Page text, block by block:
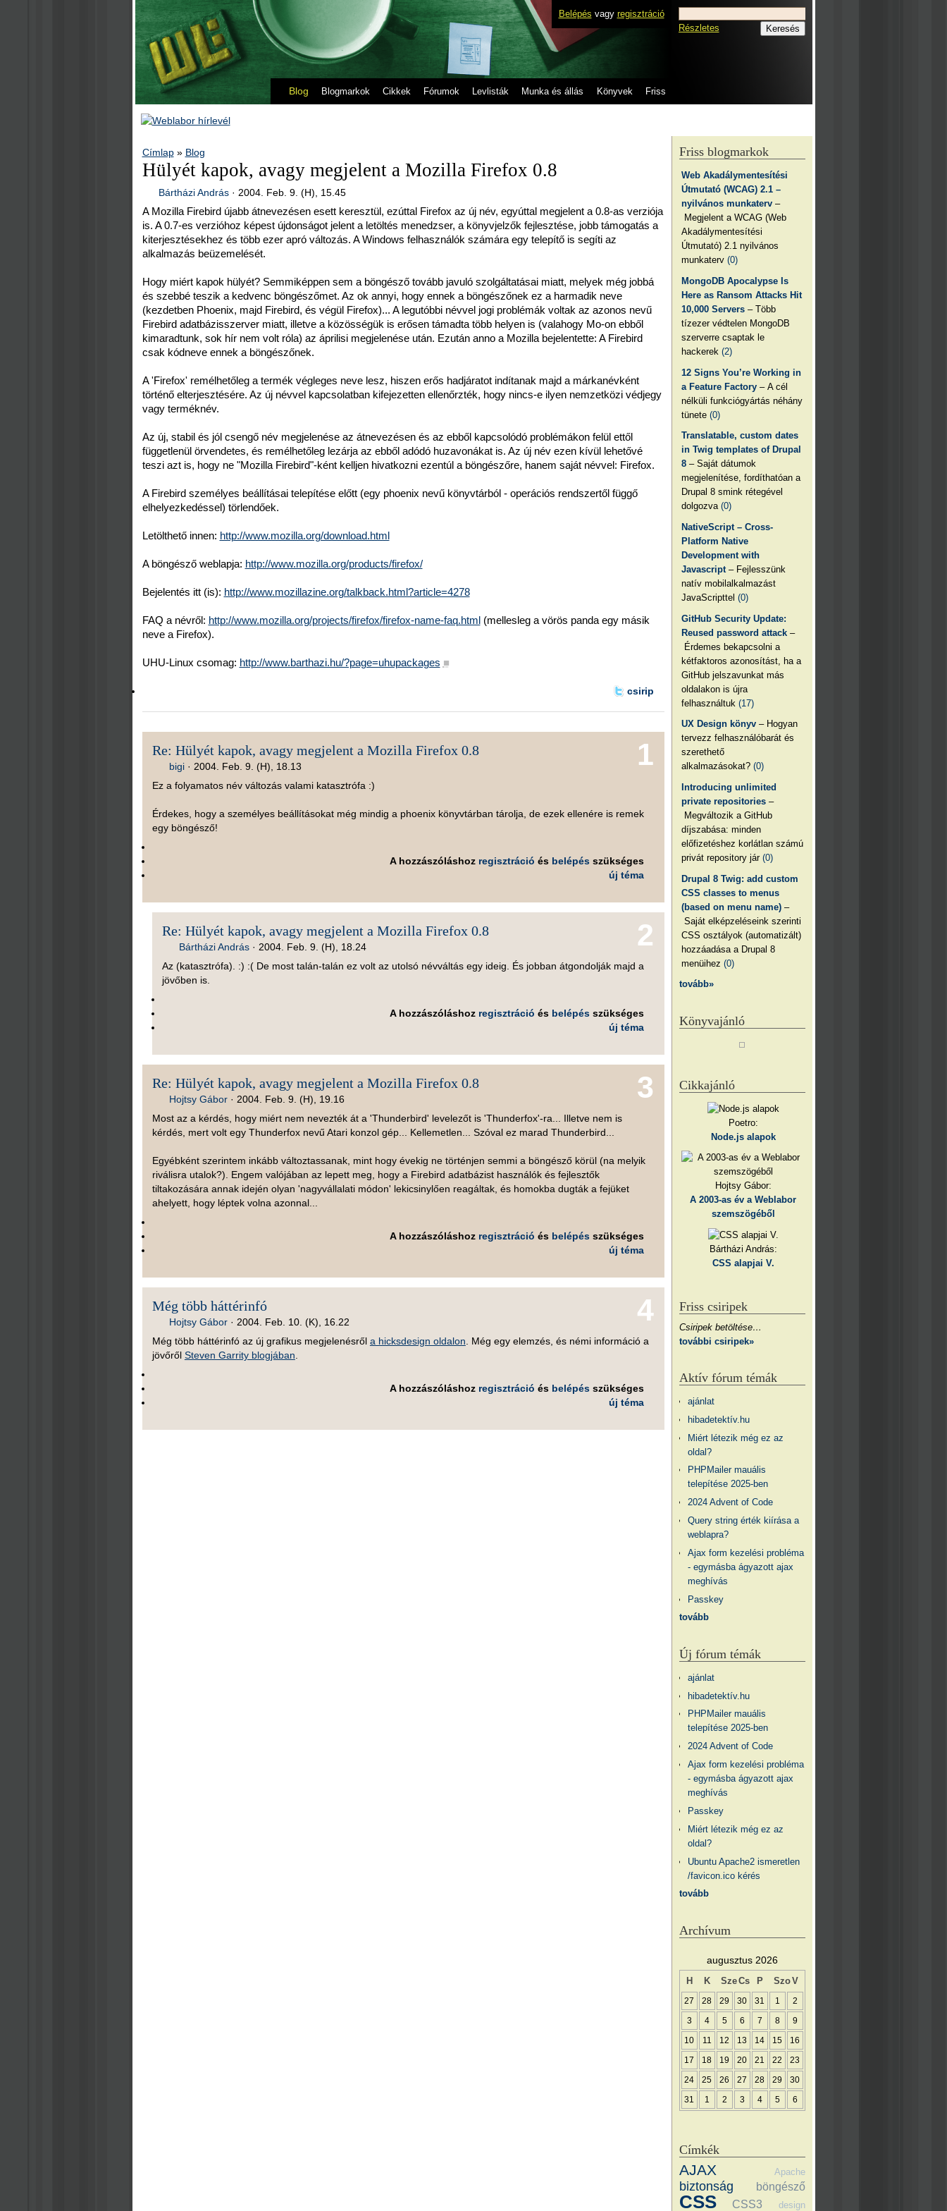
Belépés vagy regisztráció
Blog Blogmarkok Cikkek Fórumok Levlisták Munka és állás Könyvek Friss
Részletes
Címlap» Blog
Hülyét kapok, avagy megjelent a Mozilla Firefox 0.8
Bártházi András · 2004. Feb. 9. (H), 15.45
A Mozilla Firebird újabb átnevezésen esett keresztül, ezúttal Firefox az új név, egyúttal megjelent a 0.8-as verziója
is. A 0.7-es verzióhoz képest újdonságot jelent a letöltés menedzser, a könyvjelzők fejlesztése, jobb támogatás a
kiterjesztésekhez és több ezer apró változás. A Windows felhasználók számára egy telepítő is segíti az
alkalmazás beüzemelését.
Hogy miért kapok hülyét? Semmiképpen sem a böngésző tovább javuló szolgáltatásai miatt, melyek még jobbá
és szebbé teszik a kedvenc böngészőmet. Az ok annyi, hogy ennek a böngészőnek ez a harmadik neve
(kezdetben Phoenix, majd Firebird, és végül Firefox)... A legutóbbi névvel jogi problémák voltak az azonos nevű
Firebird adatbázisszerver miatt, illetve a közösségük is erősen támadta több helyen is (valahogy Mo-on ebből
kimaradtunk, sok hír nem volt róla) az áprilisi megjelenése után. Ezután anno a Mozilla bejelentette: A Firebird
csak kódneve ennek a böngészőnek.
A 'Firefox' remélhetőleg a termék végleges neve lesz, hiszen erős hadjáratot indítanak majd a márkanévként
történő elterjesztésére. Az új névvel kapcsolatban kifejezetten ellenőrzték, hogy nincs-e ilyen nemzetközi védjegy
vagy terméknév.
Az új, stabil és jól csengő név megjelenése az átnevezésen és az ebből kapcsolódó problémákon felül ettől
függetlenül örvendetes, és remélhetőleg lezárja az ebből adódó huzavonákat is. Az új név ezen kívül lehetővé
teszi azt is, hogy ne "Mozilla Firebird"-ként kelljen hivatkozni ezentúl a böngészőre, hanem saját névvel: Firefox.
A Firebird személyes beállításai telepítése előtt (egy phoenix nevű könyvtárból - operációs rendszertől függő
elhelyezkedéssel) törlendőek.
Letölthető innen: http://www.mozilla.org/download.html
A böngésző weblapja: http://www.mozilla.org/products/firefox/
Bejelentés itt (is): http://www.mozillazine.org/talkback.html?article=4278
FAQ a névről: http://www.mozilla.org/projects/firefox/firefox-name-faq.html(mellesleg a vörös panda egy másik
neve a Firefox).
UHU-Linux csomag: http://www.barthazi.hu/?page=uhupackages ■
csirip
1
Re: Hülyét kapok, avagy megjelent a Mozilla Firefox 0.8
bigi· 2004. Feb. 9. (H), 18.13
Ez a folyamatos név változás valami katasztrófa :)
Érdekes, hogy a személyes beállításokat még mindig a phoenix könyvtárban tárolja, de ezek ellenére is remek
egy böngésző!
A hozzászóláshoz regisztráció és belépésszükséges
új téma
2
Re: Hülyét kapok, avagy megjelent a Mozilla Firefox 0.8
Bártházi András · 2004. Feb. 9. (H), 18.24
Az (katasztrófa). :) :( De most talán-talán ez volt az utolsó névváltás egy ideig. És jobban átgondolják majd a
jövőben is.
A hozzászóláshoz regisztráció és belépésszükséges
új téma
3
Re: Hülyét kapok, avagy megjelent a Mozilla Firefox 0.8
Hojtsy Gábor· 2004. Feb. 9. (H), 19.16
Most az a kérdés, hogy miért nem nevezték át a 'Thunderbird' levelezőt is 'Thunderfox'-ra... Illetve nem is
kérdés, mert volt egy Thunderfox nevű Atari konzol gép... Kellemetlen... Szóval ez marad Thunderbird...
Egyébként szerintem inkább változtassanak, mint hogy évekig ne történjen semmi a böngésző körül (na melyik
riválisra utalok?). Engem valójában az lepett meg, hogy a Firebird adatbázist használók és fejlesztők
tiltakozására annak idején olyan 'nagyvállalati módon' lekicsinylően reagáltak, és homokba dugták a fejüket
ahelyett, hogy léptek volna azonnal...
A hozzászóláshoz regisztráció és belépésszükséges
új téma
4
Még több háttérinfó
Hojtsy Gábor· 2004. Feb. 10. (K), 16.22
Még több háttérinfó az új grafikus megjelenésről a hicksdesign oldalon . Még egy elemzés, és némi információ a
jövőről Steven Garrity blogjában
A hozzászóláshoz regisztráció és belépésszükséges
új téma
Friss blogmarkok
Web Akadálymentesítési
Útmutató (WCAG) 2.1 –
nyilvános munkaterv –
Megjelent a WCAG (Web
Akadálymentesítési
Útmutató) 2.1 nyilvános
munkaterv(0)
MongoDB Apocalypse Is
Here as Ransom Attacks Hit
10,000 Servers – Több
tízezer védtelen MongoDB
szerverre csaptak le
hackerek(2)
12 Signs You’re Working in
a Feature Factory – A cél
nélküli funkciógyártás néhány
tünete(0)
Translatable, custom dates
in Twig templates of Drupal
8 – Saját dátumok
megjelenítése, fordíthatóan a
Drupal 8 smink rétegével
dolgozva(0)
NativeScript – Cross-
Platform Native
Development with
Javascript – Fejlesszünk
natív mobilalkalmazást
JavaScripttel(0)
GitHub Security Update:
Reused password attack –
Érdemes bekapcsolni a
kétfaktoros azonosítást, ha a
GitHub jelszavunkat más
oldalakon is újra
felhasználtuk(17)
UX Design könyv – Hogyan
tervezz felhasználóbarát és
szerethető
alkalmazásokat?(0)
Introducing unlimited
private repositories –
Megváltozik a GitHub
díjszabása: minden
előfizetéshez korlátlan számú
privát repository jár(0)
Drupal 8 Twig: add custom
CSS classes to menus
(based on menu name) –
Saját elképzeléseink szerinti
CSS osztályok (automatizált)
hozzáadása a Drupal 8
menüihez(0)
tovább»
Könyvajánló
Cikkajánló
Poetro:
Node.js alapok
Hojtsy Gábor:
A 2003-as év a Weblabor
szemszögéből
Bártházi András:
CSS alapjai V.
Friss csiripek
Csiripek betöltése…
további csiripek»
Aktív fórum témák
ajánlat
hibadetektív.hu
Miért létezik még ez az
oldal?
PHPMailer mauális
telepítése 2025-ben
2024 Advent of Code
Query string érték kiírása a
weblapra?
Ajax form kezelési probléma
- egymásba ágyazott ajax
meghívás
Passkey
tovább
Új fórum témák
ajánlat
hibadetektív.hu
PHPMailer mauális
telepítése 2025-ben
2024 Advent of Code
Ajax form kezelési probléma
- egymásba ágyazott ajax
meghívás
Passkey
Miért létezik még ez az
oldal?
Ubuntu Apache2 ismeretlen
/favicon.ico kérés
tovább
Archívum
augusztus 2026
H K SzeCs P SzoV
27 28 29 30 31 1 2
3 4 5 6 7 8 9
10 11 12 13 14 15 16
17 18 19 20 21 22 23
24 25 26 27 28 29 30
31 1 2 3 4 5 6
Címkék
AJAX Apache
biztonság böngésző
CSS CSS3 design